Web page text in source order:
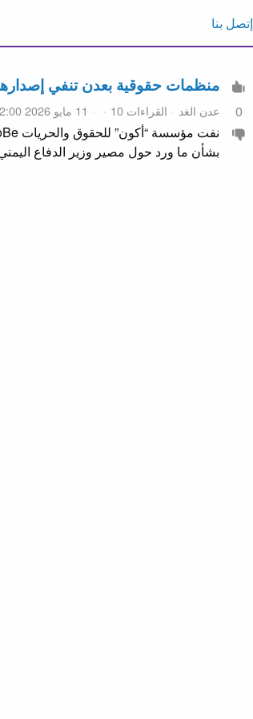
إتصل بنا
0
منظمات حقوقية بعدن تنفي إصدارها
عدن الغد القراءات 10 11 مايو 2026 12:00
بشأن ما ورد حول مصير وزير الدفاع